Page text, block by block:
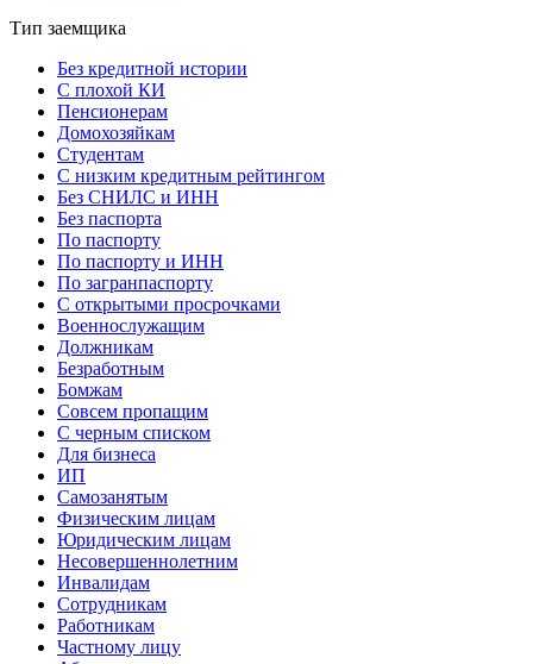
Тип заемщика
Без кредитной истории
С плохой КИ
Пенсионерам
Домохозяйкам
Студентам
С низким кредитным рейтингом
Без СНИЛС и ИНН
Без паспорта
По паспорту
По паспорту и ИНН
По загранпаспорту
С открытыми просрочками
Военнослужащим
Должникам
Безработным
Бомжам
Совсем пропащим
С черным списком
Для бизнеса
ИП
Самозанятым
Физическим лицам
Юридическим лицам
Несовершеннолетним
Инвалидам
Сотрудникам
Работникам
Частному лицу